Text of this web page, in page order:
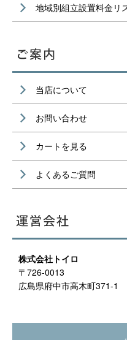
地域別組立設置料金リ
当店について
お問い合わせ
カートを見る
よくあるご質問
株式会社トイロ
〒726-0013
広島県府中市高木町371-1